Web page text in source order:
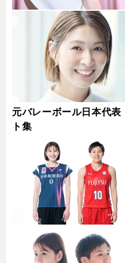
元バレーボール日本代
ト集